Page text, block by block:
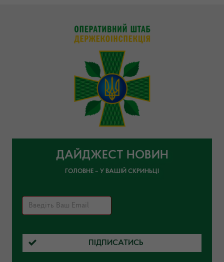
ДАЙДЖЕСТ НОВИН
ГОЛОВНЕ – У ВАШІЙ СКРИНЬЦІ
ПІДПИСАТИСЬ